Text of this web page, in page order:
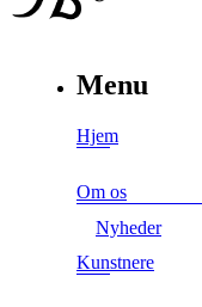
Menu
Hjem
Om os
Nyheder
Kunstnere